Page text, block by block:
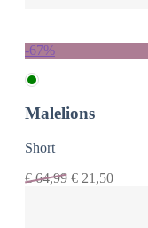
-67%
Malelions
Short
€64,99 € 21,50